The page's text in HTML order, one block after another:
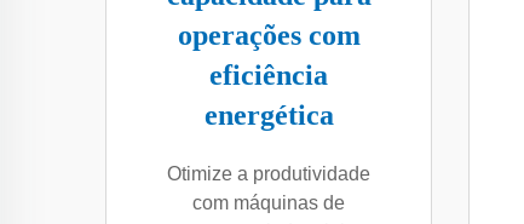
operações com
eficiência
energética
Otimize a produtividade
com máquinas de